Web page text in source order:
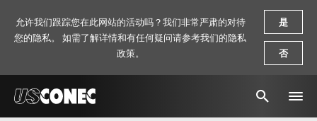
允许我们跟踪您在此网站的活动吗？我们非常严肃的对待
您的隐私。 如需了解详情和有任何疑问请参考我们的隐私
政策。
是
否